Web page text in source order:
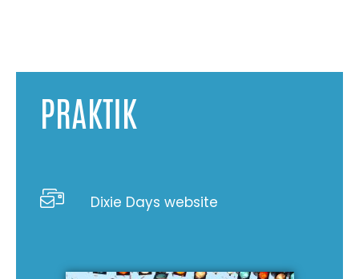
PRAKTIK
Dixie Days website